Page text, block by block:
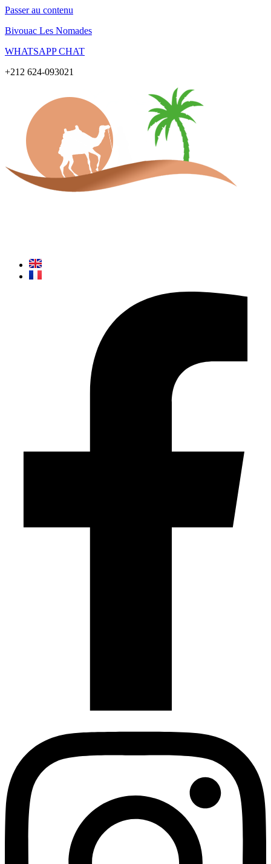
Passer au contenu
Bivouac Les Nomades
WHATSAPP CHAT
+212 624-093021